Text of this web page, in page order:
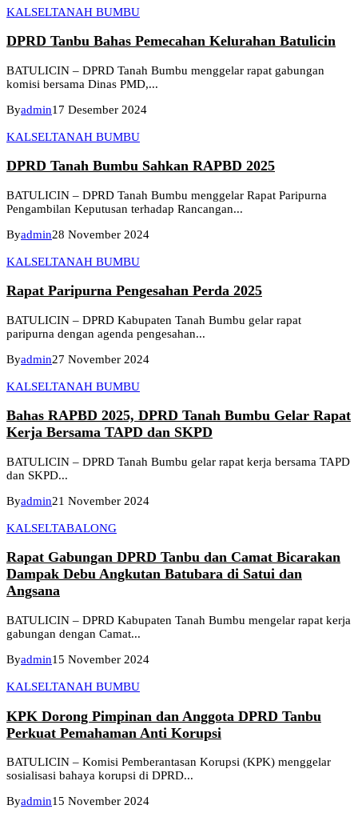
KALSELTANAH BUMBU
DPRD Tanbu Bahas Pemecahan Kelurahan Batulicin
BATULICIN – DPRD Tanah Bumbu menggelar rapat gabungan
komisi bersama Dinas PMD,...
Byadmin17 Desember 2024
KALSELTANAH BUMBU
DPRD Tanah Bumbu Sahkan RAPBD 2025
BATULICIN – DPRD Tanah Bumbu menggelar Rapat Paripurna
Pengambilan Keputusan terhadap Rancangan...
Byadmin28 November 2024
KALSELTANAH BUMBU
Rapat Paripurna Pengesahan Perda 2025
BATULICIN – DPRD Kabupaten Tanah Bumbu gelar rapat
paripurna dengan agenda pengesahan...
Byadmin27 November 2024
KALSELTANAH BUMBU
Bahas RAPBD 2025, DPRD Tanah Bumbu Gelar Rapat
Kerja Bersama TAPD dan SKPD
BATULICIN – DPRD Tanah Bumbu gelar rapat kerja bersama TAPD
dan SKPD...
Byadmin21 November 2024
KALSELTABALONG
Rapat Gabungan DPRD Tanbu dan Camat Bicarakan
Dampak Debu Angkutan Batubara di Satui dan
Angsana
BATULICIN – DPRD Kabupaten Tanah Bumbu mengelar rapat kerja
gabungan dengan Camat...
Byadmin15 November 2024
KALSELTANAH BUMBU
KPK Dorong Pimpinan dan Anggota DPRD Tanbu
Perkuat Pemahaman Anti Korupsi
BATULICIN – Komisi Pemberantasan Korupsi (KPK) menggelar
sosialisasi bahaya korupsi di DPRD...
Byadmin15 November 2024